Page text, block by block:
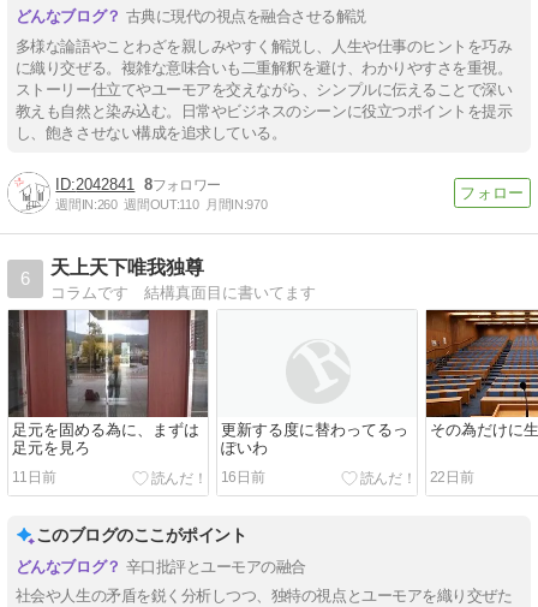
古典に現代の視点を融合させる解説
多様な論語やことわざを親しみやすく解説し、人生や仕事のヒントを巧み
に織り交ぜる。複雑な意味合いも二重解釈を避け、わかりやすさを重視。
ストーリー仕立てやユーモアを交えながら、シンプルに伝えることで深い
教えも自然と染み込む。日常やビジネスのシーンに役立つポイントを提示
し、飽きさせない構成を追求している。
2042841 8
週間IN:260 週間OUT:110 月間IN:970
6
天上天下唯我独尊
コラムです 結構真面目に書いてます
足元を固める為に、まずは
足元を見ろ
11日前
更新する度に替わってるっ
ぽいわ
16日前
その為だけに
22日前
このブログのここがポイント
辛口批評とユーモアの融合
社会や人生の矛盾を鋭く分析しつつ、独特の視点とユーモアを織り交ぜた